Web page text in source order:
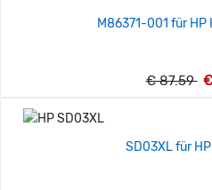
M86371-001 für HP
€ 87.59
SD03XL für